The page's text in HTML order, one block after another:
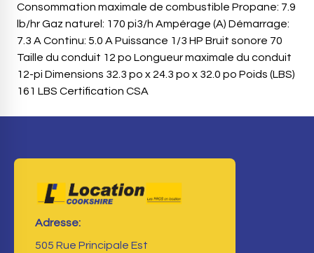
Consommation maximale de combustible Propane: 7.9
lb/hr Gaz naturel: 170 pi3/h Ampérage (A) Démarrage:
7.3 A Continu: 5.0 A Puissance 1/3 HP Bruit sonore 70
Taille du conduit 12 po Longueur maximale du conduit
12-pi Dimensions 32.3 po x 24.3 po x 32.0 po Poids (LBS)
161 LBS Certification CSA
Adresse:
505 Rue Principale Est